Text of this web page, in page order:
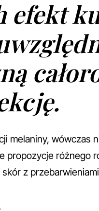
efekt
melaniny, wówczas
propozycje różnego
z